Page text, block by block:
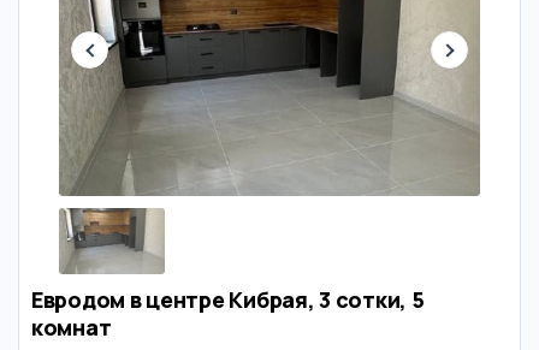
Евродом в центре Кибрая, 3 сотки, 5
комнат